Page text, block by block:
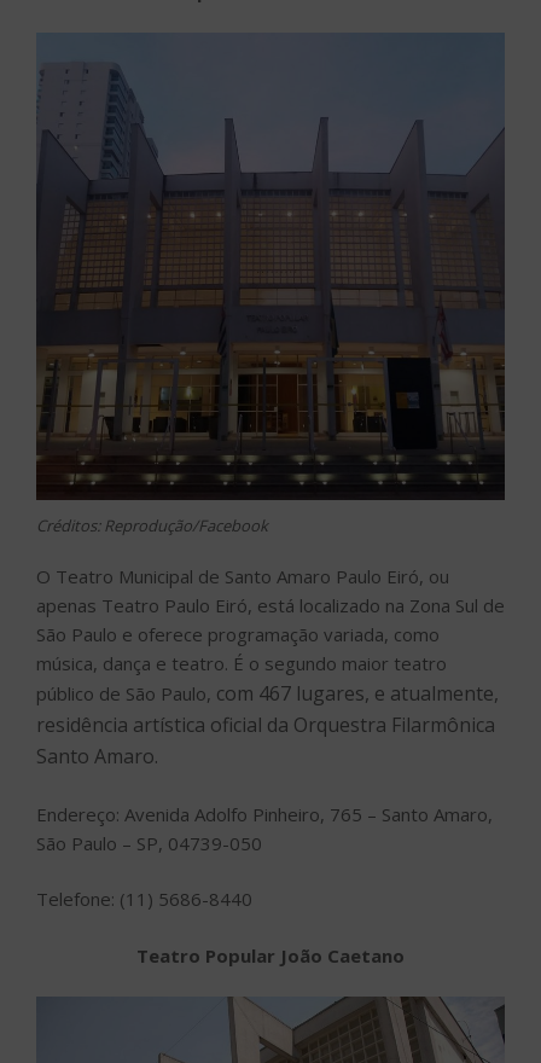
Créditos: Reprodução/Facebook
O Teatro Municipal de Santo Amaro Paulo Eiró, ou
apenas Teatro Paulo Eiró, está localizado na Zona Sul de
São Paulo e oferece programação variada, como
música, dança e teatro. É o segundo maior teatro
público de São Paulo, com 467 lugares, e atualmente,
residência artística oficial da Orquestra Filarmônica
Santo Amaro.
Endereço: Avenida Adolfo Pinheiro, 765 – Santo Amaro,
São Paulo – SP, 04739-050
Telefone: (11) 5686-8440
Teatro Popular João Caetano